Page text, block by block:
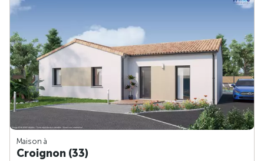
Maison à
Croignon (33)